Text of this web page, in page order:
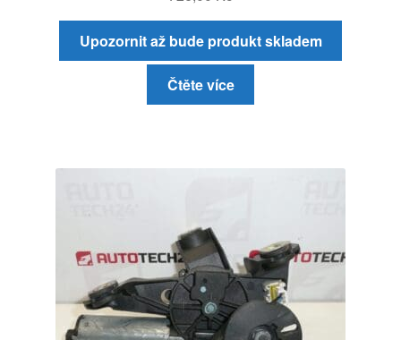
Upozornit až bude produkt skladem
Čtěte více